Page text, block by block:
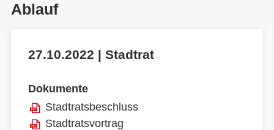
Ablauf
27.10.2022 | Stadtrat
Dokumente
Stadtratsbeschluss
Stadtratsvortrag